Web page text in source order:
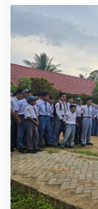
S
m
b
a
n
g
i
S
M
A
N
1